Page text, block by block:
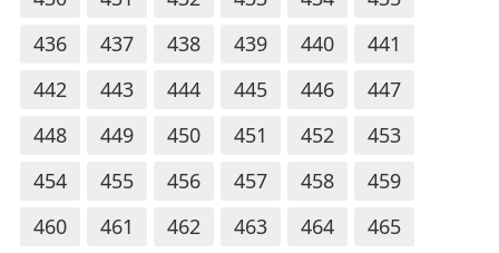
436
437 438 439 440
441
442
443 444 445 446
447
448
449 450 451 452
453
454
455 456 457 458
459
460
461 462 463 464
465